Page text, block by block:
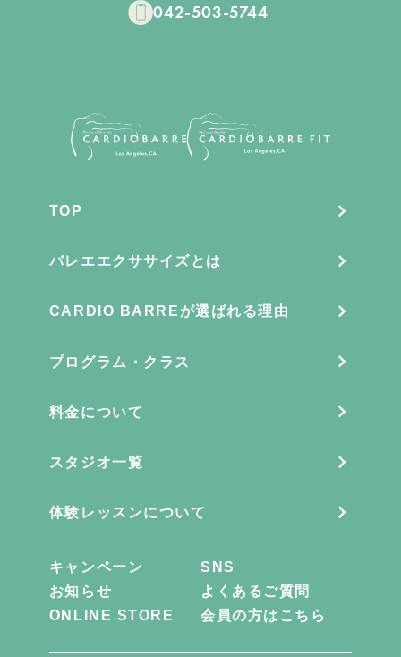
042-503-5744
TOP
バレエエクササイズとは
CARDIO BARREが選ばれる理由
プログラム・クラス
料金について
スタジオ一覧
体験レッスンについて
キャンペーン
SNS
お知らせ
よくあるご質問
ONLINE STORE
会員の方はこちら